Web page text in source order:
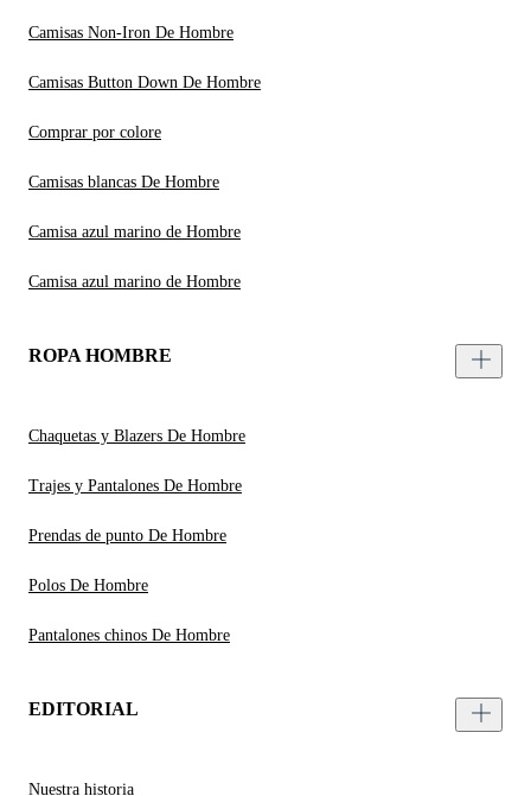
Camisas Non-Iron De Hombre
Camisas Button Down De Hombre
Comprar por colore
Camisas blancas De Hombre
Camisa azul marino de Hombre
Camisa azul marino de Hombre
ROPA HOMBRE
Chaquetas y Blazers De Hombre
Trajes y Pantalones De Hombre
Prendas de punto De Hombre
Polos De Hombre
Pantalones chinos De Hombre
EDITORIAL
Nuestra historia